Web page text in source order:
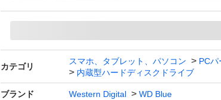
願いします。
カテゴリ
スマホ、タブレット、パソコン
PCパ
内蔵型ハードディスクドライブ
ブランド Western Digital WD Blue